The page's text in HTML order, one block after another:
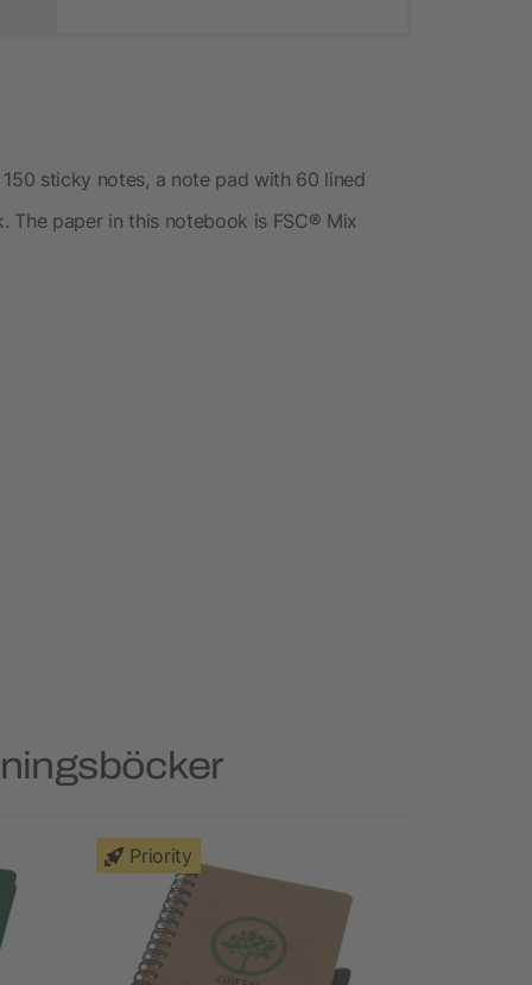
sticky notes, a note pad with 60 lined
The paper in this notebook is FSC® Mix
Priority